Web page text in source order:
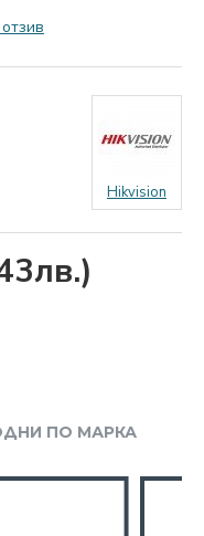
Hikvision
ПО МАРКА